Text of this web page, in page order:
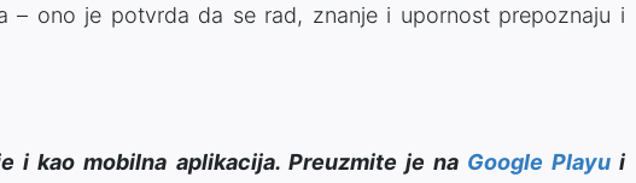
– ono je potvrda da se rad, znanje i upornost prepoznaju i
i kao mobilna aplikacija. Preuzmite je na Google Playui